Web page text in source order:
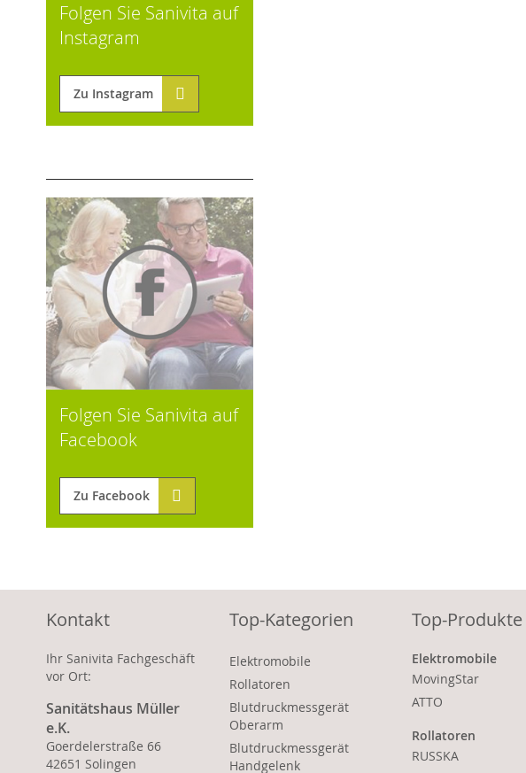
Folgen Sie Sanivita auf
Instagram
Zu Instagram
Folgen Sie Sanivita auf
Facebook
Zu Facebook
Kontakt
Ihr Sanivita Fachgeschäft
vor Ort:
Sanitätshaus Müller
e.K.
Goerdelerstraße 66
42651 Solingen
Top-Kategorien
Elektromobile
Rollatoren
Blutdruckmessgerät
Oberarm
Blutdruckmessgerät
Handgelenk
Top-Produkte
Elektromobile
MovingStar
ATTO
Rollatoren
RUSSKA